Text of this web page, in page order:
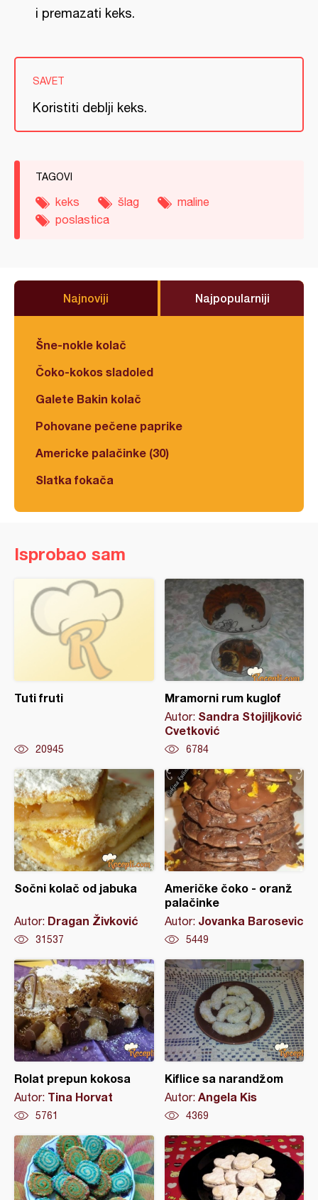
i premazati keks.
SAVET
Koristiti deblji keks.
TAGOVI
keks šlag
maline
poslastica
Najnoviji Najpopularniji
Šne-nokle kolač
Čoko-kokos sladoled
Galete Bakin kolač
Pohovane pečene paprike
Americke palačinke (30)
Slatka fokača
Isprobao sam
Tuti fruti
20945
Mramorni rum kuglof
Autor: Sandra Stojiljković
Cvetković
6784
Sočni kolač od jabuka
Autor: Dragan Živković
31537
Američke čoko - oranž
palačinke
Autor: Jovanka Barosevic
5449
Rolat prepun kokosa
Autor: Tina Horvat
5761
Kiflice sa narandžom
Autor: Angela Kis
4369